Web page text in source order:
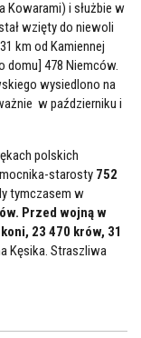
Kowarami) i służbie w
wzięty do niewoli
km od Kamiennej
domu] 478 Niemców.
wysiedlono na
w październiku i
polskich
starosty 752
tymczasem w
Przed wojną w
23 470 krów, 31
Kęsika. Straszliwa